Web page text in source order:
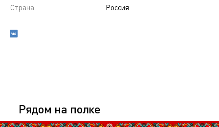
Страна Россия
Рядом на полке